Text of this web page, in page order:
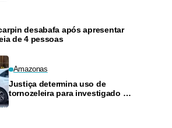
desabafa após apresentar
de 4 pessoas
Amazonas
Justiça determina uso de
tornozeleira para investigado por